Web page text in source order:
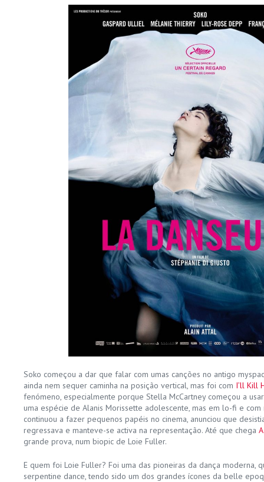
Soko começou a dar que falar com umas canções no antigo
ainda nem sequer caminha na posição vertical, mas foi com I’ll Kill
fenómeno, especialmente porque Stella McCartney começou a
uma espécie de Alanis Morissette adolescente, mas em lo-fi e
continuou a fazer pequenos papéis no cinema, anunciou que
regressava e manteve-se activa na representação. Até que chega
grande prova, num biopic de Loie Fuller.
E quem foi Loie Fuller? Foi uma das pioneiras da dança moderna,
serpentine dance, tendo sido um dos grandes ícones da belle